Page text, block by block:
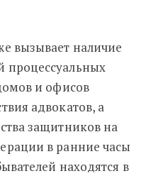
вызывает наличие
процессуальных
и офисов
адвокатов, а
защитников на
в ранние часы
находятся в